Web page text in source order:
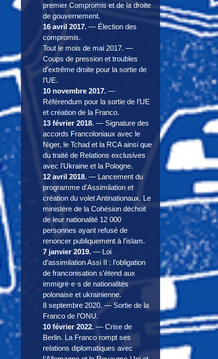
premier Compromis et de la droite
de gouvernement.
16 avril 2017. — Élection des
compromis.
Tout le mois de mai 2017. —
Coups de pression et troubles
d’extrême droite pour la sortie de
l’UE.
10 novembre 2017. —
Référendum pour la sortie de l’UE
et création de la Franco.
13 février 2018. — Signature des
accords Francoloniaux avec le
Niger, le Tchad et la RCA ainsi que
du traité de Relations exclusives
avec l’Ukraine et la Pologne.
12 avril 2018. — Lancement du
programme d’Assimilation et
création du volet Antinationaux. Le
ministère de la Cohésion déchoit
de leur nationalité 12 000
personnes ayant refusé de
renoncer publiquement à l’islam.
7 janvier 2019. — Loi
d’assimilation Assi II : l’obligation
de franconisation s’étend aux
immigré·e·s de nationalités
polonaise et ukrainienne.
8 septembre 2020. — Sortie de la
Franco de l’ONU.
10 février 2022. — Crise de
Berlin. La Franco rompt ses
relations diplomatiques avec